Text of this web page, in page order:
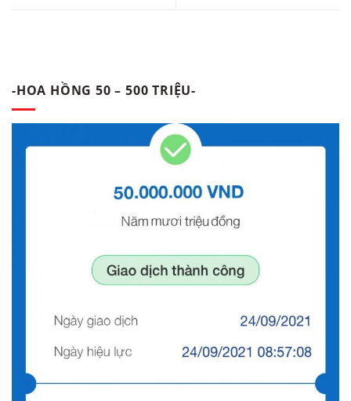
-HOA HỒNG 50 – 500 TRIỆU-